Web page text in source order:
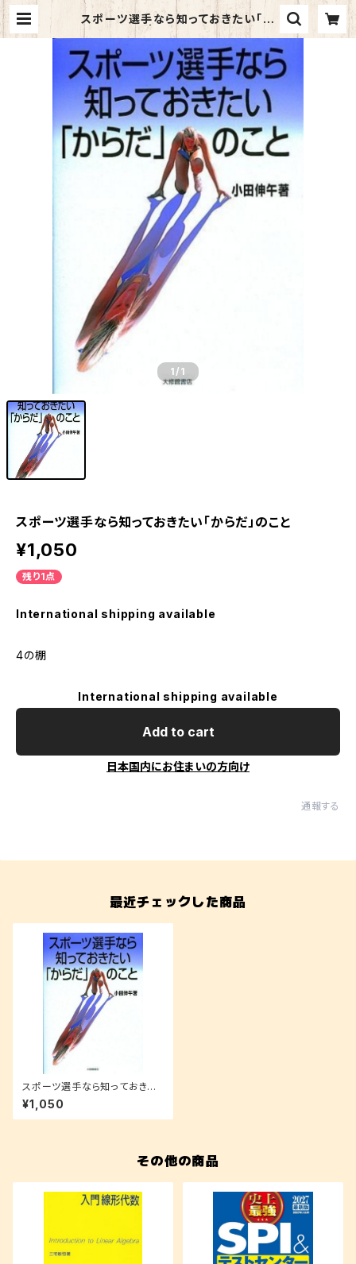
スポーツ選手なら知っておきたい「か
らだ」のこと | マイブックス関大前店
(店頭受取オーダー用)
1 /1
スポーツ選手なら知っておきたい「からだ」のこと
¥1,050
残り1点
International shipping available
4の棚
International shipping available
Add to cart
日本国内にお住まいの方向け
通報する
最近チェックした商品
スポーツ選手なら知っておきた
い「からだ」のこと
¥1,050
その他の商品